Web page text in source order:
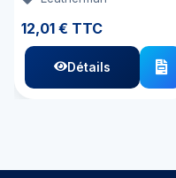
12,01 € TTC
Détails